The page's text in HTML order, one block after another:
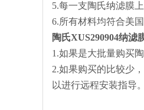
5.每一支陶氏纳滤膜
6.所有材料均符合美
陶氏XUS290904纳滤
1.如果是大批量购买
2.如果购买的比较少
以进行远程安装指导。